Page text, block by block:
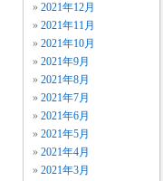
2021年12月
2021年11月
2021年10月
2021年9月
2021年8月
2021年7月
2021年6月
2021年5月
2021年4月
2021年3月